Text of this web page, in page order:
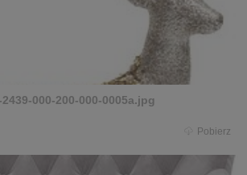
2439-000-200-000-0005a.jpg
Pobierz